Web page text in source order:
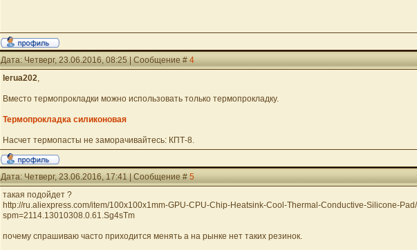
Дата: Четверг, 23.06.2016, 08:25 | Сообщение #4
lerua202,
Вместо термопрокладки можно использовать только термопрокладку.
Термопрокладка силиконовая
Насчет термопасты не заморачивайтесь: КПТ-8.
Дата: Четверг, 23.06.2016, 17:41 | Сообщение #5
такая подойдет ?
http://ru.aliexpress.com/item/100x100x1mm-GPU-CPU-Chip-Heatsink-Cool-Thermal-Conductive-Silicone-
spm=2114.13010308.0.61.Sg4sTm
почему спрашиваю часто приходится менять а на рынке нет таких резинок.